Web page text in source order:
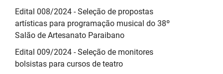
Edital 008/2024 - Seleção de propostas
artísticas para programação musical do 38º
Salão de Artesanato Paraibano
Edital 009/2024 - Seleção de monitores
bolsistas para cursos de teatro